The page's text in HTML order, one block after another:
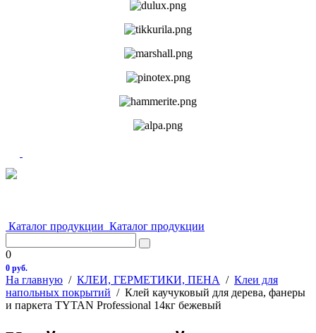
Каталог продукции Каталог продукции
0
0 руб.
На главную / КЛЕИ, ГЕРМЕТИКИ, ПЕНА / Клеи для
напольных покрытий / Клей каучуковый для дерева, фанеры
и паркета TYTAN Professional 14кг бежевый